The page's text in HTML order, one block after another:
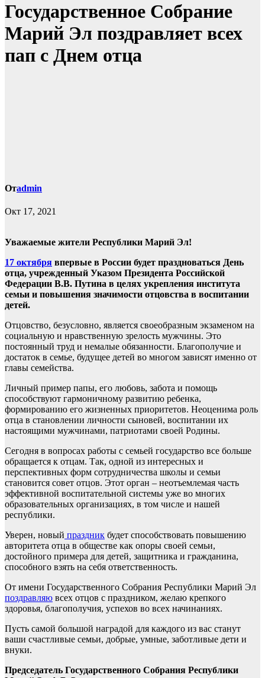
Государственное Собрание
Марий Эл поздравляет всех
пап с Днем отца
Отadmin
Окт 17, 2021
Уважаемые жители Республики Марий Эл!
17 октября впервые в России будет праздноваться День
отца, учрежденный Указом Президента Российской
Федерации В.В. Путина в целях укрепления института
семьи и повышения значимости отцовства в воспитании
детей.
Отцовство, безусловно, является своеобразным экзаменом на
социальную и нравственную зрелость мужчины. Это
постоянный труд и немалые обязанности. Благополучие и
достаток в семье, будущее детей во многом зависят именно от
главы семейства.
Личный пример папы, его любовь, забота и помощь
способствуют гармоничному развитию ребенка,
формированию его жизненных приоритетов. Неоценима роль
отца в становлении личности сыновей, воспитании их
настоящими мужчинами, патриотами своей Родины.
Сегодня в вопросах работы с семьей государство все больше
обращается к отцам. Так, одной из интересных и
перспективных форм сотрудничества школы и семьи
становится совет отцов. Этот орган – неотъемлемая часть
эффективной воспитательной системы уже во многих
образовательных организациях, в том числе и нашей
республики.
Уверен, новый праздник будет способствовать повышению
авторитета отца в обществе как опоры своей семьи,
достойного примера для детей, защитника и гражданина,
способного взять на себя ответственность.
От имени Государственного Собрания Республики Марий Эл
поздравляю всех отцов с праздником, желаю крепкого
здоровья, благополучия, успехов во всех начинаниях.
Пусть самой большой наградой для каждого из вас станут
ваши счастливые семьи, добрые, умные, заботливые дети и
внуки.
Председатель Государственного Собрания Республики